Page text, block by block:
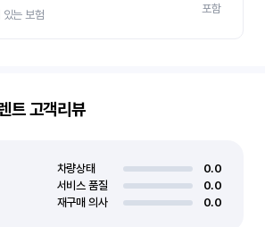
있는 보험
포함
트고객리뷰
차량상태
0.0
서비스 품질
0.0
재구매 의사
0.0